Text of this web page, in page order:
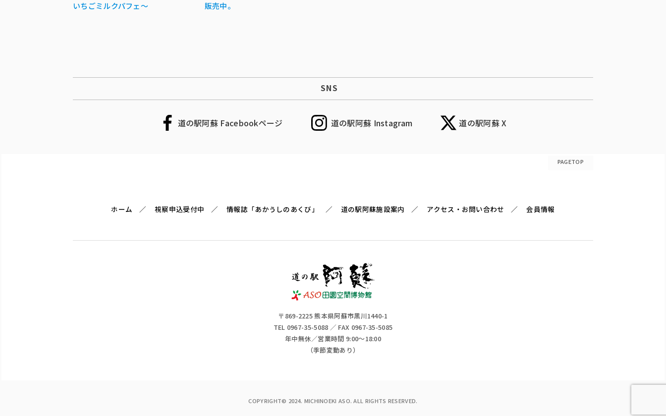
いちごミルクパフェ～
販売中。
SNS
道の駅阿蘇 Facebookページ 道の駅阿蘇 Instagram 道の駅阿蘇 X
PAGETOP
ホーム 視察申込受付中 情報誌「あかうしのあくび」 道の駅阿蘇施設案内 アクセス・お問い合わせ 会員情報
〒869-2225 熊本県阿蘇市黒川1440-1
TEL 0967-35-5088 ／ FAX 0967-35-5085
年中無休／営業時間 9:00～18:00
（季節変動あり）
COPYRIGHT© 2024. MICHINOEKI ASO. ALL RIGHTS RESERVED.